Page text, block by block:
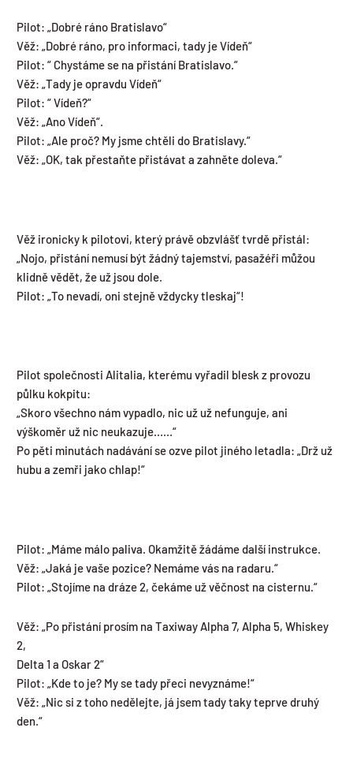
Pilot: „Dobré ráno Bratislavo“
Věž: „Dobré ráno, pro informaci, tady je Vídeň“
Pilot: “ Chystáme se na přistání Bratislavo.“
Věž: „Tady je opravdu Vídeň“
Pilot: “ Vídeň?“
Věž: „Ano Vídeň“.
Pilot: „Ale proč? My jsme chtěli do Bratislavy.“
Věž: „OK, tak přestaňte přistávat a zahněte doleva.“
Věž ironicky k pilotovi, který právě obzvlášť tvrdě přistál:
„Nojo, přistání nemusí být žádný tajemství, pasažéři můžou
klidně vědět, že už jsou dole.
Pilot: „To nevadí, oni stejně vždycky tleskaj“!
Pilot společnosti Alitalia, kterému vyřadil blesk z provozu
půlku kokpitu:
„Skoro všechno nám vypadlo, nic už už nefunguje, ani
výškoměr už nic neukazuje……“
Po pěti minutách nadávání se ozve pilot jiného letadla: „Drž už
hubu a zemři jako chlap!“
Pilot: „Máme málo paliva. Okamžitě žádáme další instrukce.
Věž: „Jaká je vaše pozice? Nemáme vás na radaru.“
Pilot: „Stojíme na dráze 2, čekáme už věčnost na cisternu.“
Věž: „Po přistání prosím na Taxiway Alpha 7, Alpha 5, Whiskey
2,
Delta 1 a Oskar 2“
Pilot: „Kde to je? My se tady přeci nevyznáme!“
Věž: „Nic si z toho nedělejte, já jsem tady taky teprve druhý
den.“